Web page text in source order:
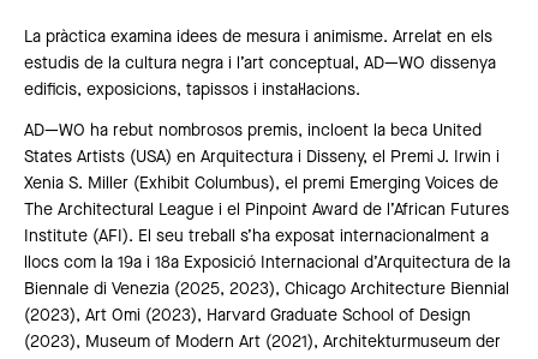
La pràctica examina idees de mesura i animisme. Arrelat en els
estudis de la cultura negra i l’art conceptual, AD—WO dissenya
edificis, exposicions, tapissos i instal·lacions.
AD—WO ha rebut nombrosos premis, incloent la beca United
States Artists (USA) en Arquitectura i Disseny, el Premi J. Irwin i
Xenia S. Miller (Exhibit Columbus), el premi Emerging Voices de
The Architectural League i el Pinpoint Award de l’African Futures
Institute (AFI). El seu treball s’ha exposat internacionalment a
llocs com la 19a i 18a Exposició Internacional d’Arquitectura de la
Biennale di Venezia (2025, 2023), Chicago Architecture Biennial
(2023), Art Omi (2023), Harvard Graduate School of Design
(2023), Museum of Modern Art (2021), Architekturmuseum der